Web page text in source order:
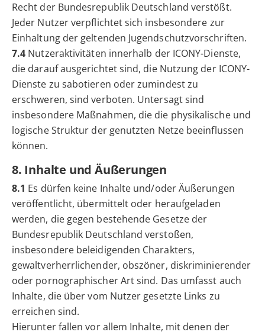
Recht der Bundesrepublik Deutschland verstößt.
Jeder Nutzer verpflichtet sich insbesondere zur
Einhaltung der geltenden Jugendschutzvorschriften.
7.4 Nutzeraktivitäten innerhalb der ICONY-Dienste,
die darauf ausgerichtet sind, die Nutzung der ICONY-
Dienste zu sabotieren oder zumindest zu
erschweren, sind verboten. Untersagt sind
insbesondere Maßnahmen, die die physikalische und
logische Struktur der genutzten Netze beeinflussen
können.
8. Inhalte und Äußerungen
8.1 Es dürfen keine Inhalte und/oder Äußerungen
veröffentlicht, übermittelt oder heraufgeladen
werden, die gegen bestehende Gesetze der
Bundesrepublik Deutschland verstoßen,
insbesondere beleidigenden Charakters,
gewaltverherrlichender, obszöner, diskriminierender
oder pornographischer Art sind. Das umfasst auch
Inhalte, die über vom Nutzer gesetzte Links zu
erreichen sind.
Hierunter fallen vor allem Inhalte, mit denen der